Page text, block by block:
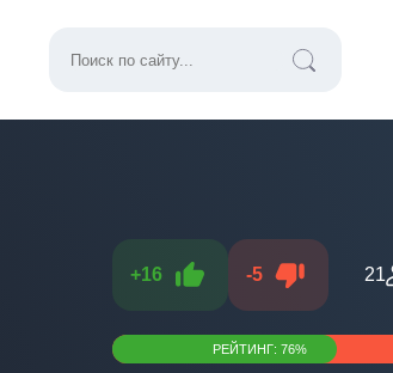
+16 -5 21
РЕЙТИНГ:76%